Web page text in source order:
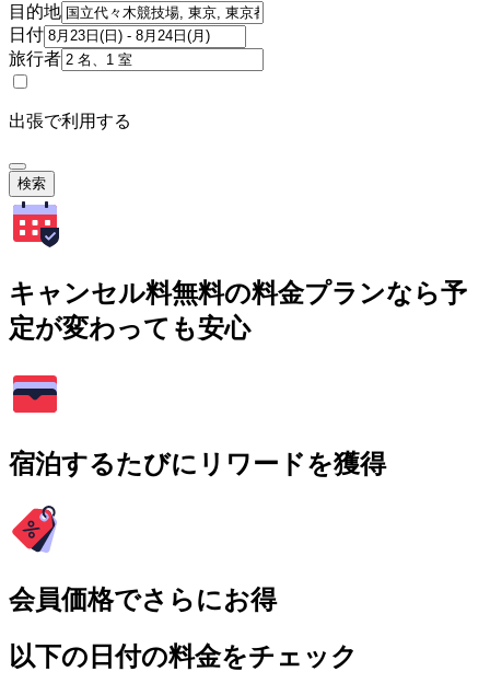
目的地
日付
旅行者
出張で利用する
検索
キャンセル料無料の料金プランなら予
定が変わっても安心
宿泊するたびにリワードを獲得
会員価格でさらにお得
以下の日付の料金をチェック